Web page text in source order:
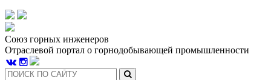
Союз горных инженеров
Отраслевой портал о горнодобывающей промышленности